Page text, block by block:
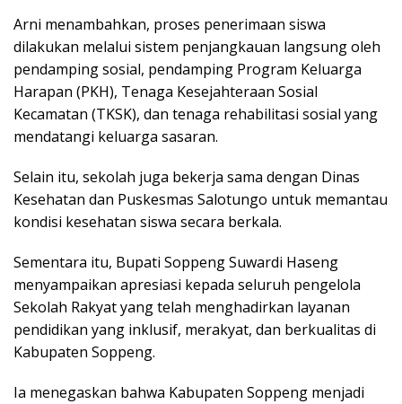
Arni menambahkan, proses penerimaan siswa
dilakukan melalui sistem penjangkauan langsung oleh
pendamping sosial, pendamping Program Keluarga
Harapan (PKH), Tenaga Kesejahteraan Sosial
Kecamatan (TKSK), dan tenaga rehabilitasi sosial yang
mendatangi keluarga sasaran.
Selain itu, sekolah juga bekerja sama dengan Dinas
Kesehatan dan Puskesmas Salotungo untuk memantau
kondisi kesehatan siswa secara berkala.
Sementara itu, Bupati Soppeng Suwardi Haseng
menyampaikan apresiasi kepada seluruh pengelola
Sekolah Rakyat yang telah menghadirkan layanan
pendidikan yang inklusif, merakyat, dan berkualitas di
Kabupaten Soppeng.
Ia menegaskan bahwa Kabupaten Soppeng menjadi